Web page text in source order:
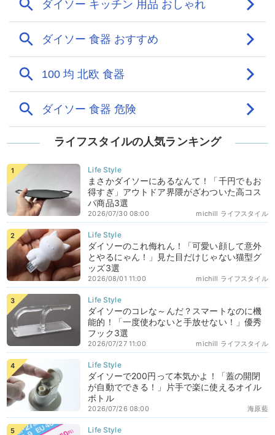
ライフスタイルの人気ランキング
まさかダイソーにあるなんて！「千円でもお
得すぎ」アウトドア界隈がざわついた高コス
パ商品3選
michill ライフスタイル
2026/07/30 08:00
ダイソーのこれ侮れん！「可愛い顔して意外
とやるにゃん！」見た目だけじゃない猫型グ
ッズ3選
michill ライフスタイル
2026/08/01 11:00
ダイソーのコレな～んだ？スマートなのに機
能的！「一度使わないと手放せない！」優秀
フック3選
michill ライフスタイル
2026/07/27 11:00
ダイソーで200円って本気かよ！「蓋の開閉
が自動でできる！」片手で楽に使えるオイル
ボトル
海原藍
2026/07/26 08:00